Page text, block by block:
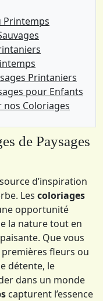
Printemps
Printaniers
pour Enfants
Coloriages
de Paysages
d’inspiration
Les coloriages
opportunité
la nature tout en
Que vous
fleurs ou
détente, le
dans un monde
capturent l’essence